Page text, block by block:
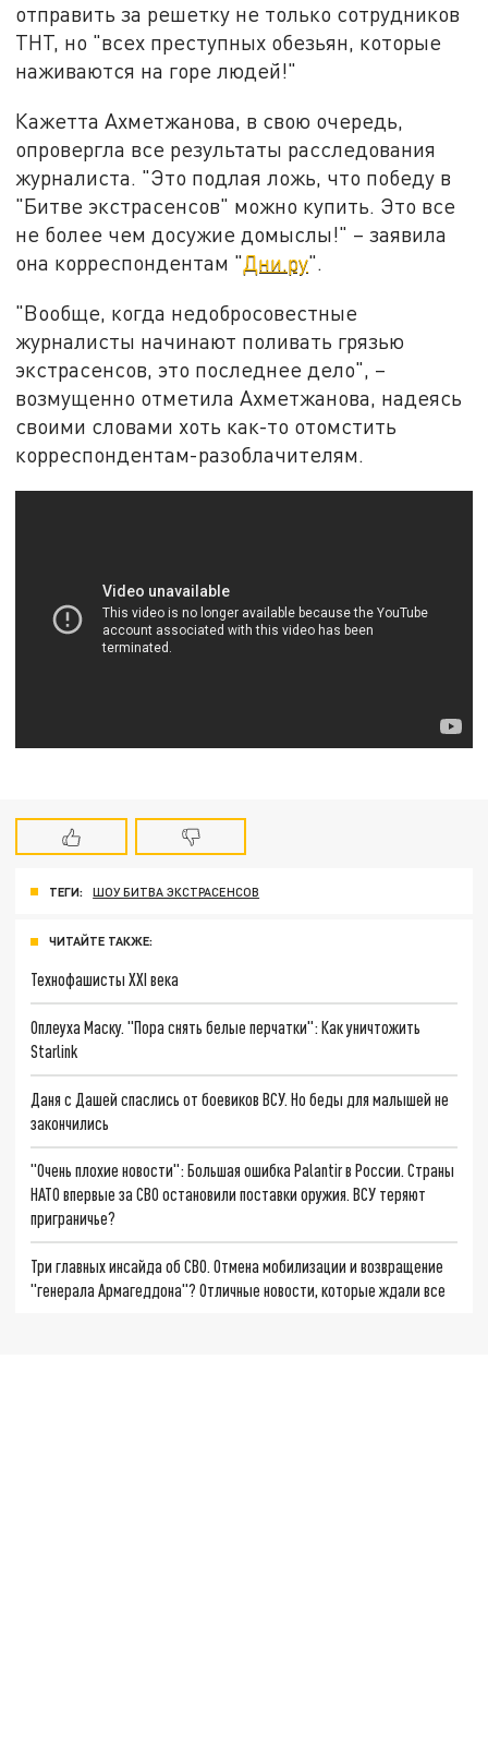
отправить за решетку не только сотрудников
ТНТ, но "всех преступных обезьян, которые
наживаются на горе людей!"
Кажетта Ахметжанова, в свою очередь,
опровергла все результаты расследования
журналиста. "Это подлая ложь, что победу в
"Битве экстрасенсов" можно купить. Это все
не более чем досужие домыслы!" – заявила
она корреспондентам "Дни.ру".
"Вообще, когда недобросовестные
журналисты начинают поливать грязью
экстрасенсов, это последнее дело", –
возмущенно отметила Ахметжанова, надеясь
своими словами хоть как-то отомстить
корреспондентам-разоблачителям.
ТЕГИ: ШОУ БИТВА ЭКСТРАСЕНСОВ
ЧИТАЙТЕ ТАКЖЕ:
Технофашисты XXI века
Оплеуха Маску. "Пора снять белые перчатки": Как уничтожить
Starlink
Даня с Дашей спаслись от боевиков ВСУ. Но беды для малышей не
закончились
"Очень плохие новости": Большая ошибка Palantir в России. Страны
НАТО впервые за СВО остановили поставки оружия. ВСУ теряют
приграничье?
Три главных инсайда об СВО. Отмена мобилизации и возвращение
"генерала Армагеддона"? Отличные новости, которые ждали все